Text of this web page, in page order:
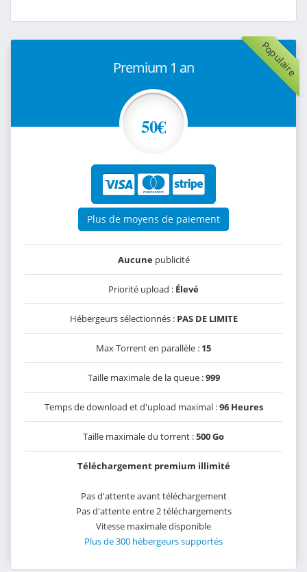
Populaire
Premium 1 an
50€
Plus de moyens de paiement
Aucunepublicité
Priorité upload : Élevé
Hébergeurs sélectionnés : PAS DE LIMITE
Max Torrent en parallèle : 15
Taille maximale de la queue :999
Temps de download et d'upload maximal :96 Heures
Taille maximale du torrent :500 Go
Téléchargement premium illimité
Pas d'attente avant téléchargement
Pas d'attente entre 2 téléchargements
Vitesse maximale disponible
Plus de 300 hébergeurs supportés